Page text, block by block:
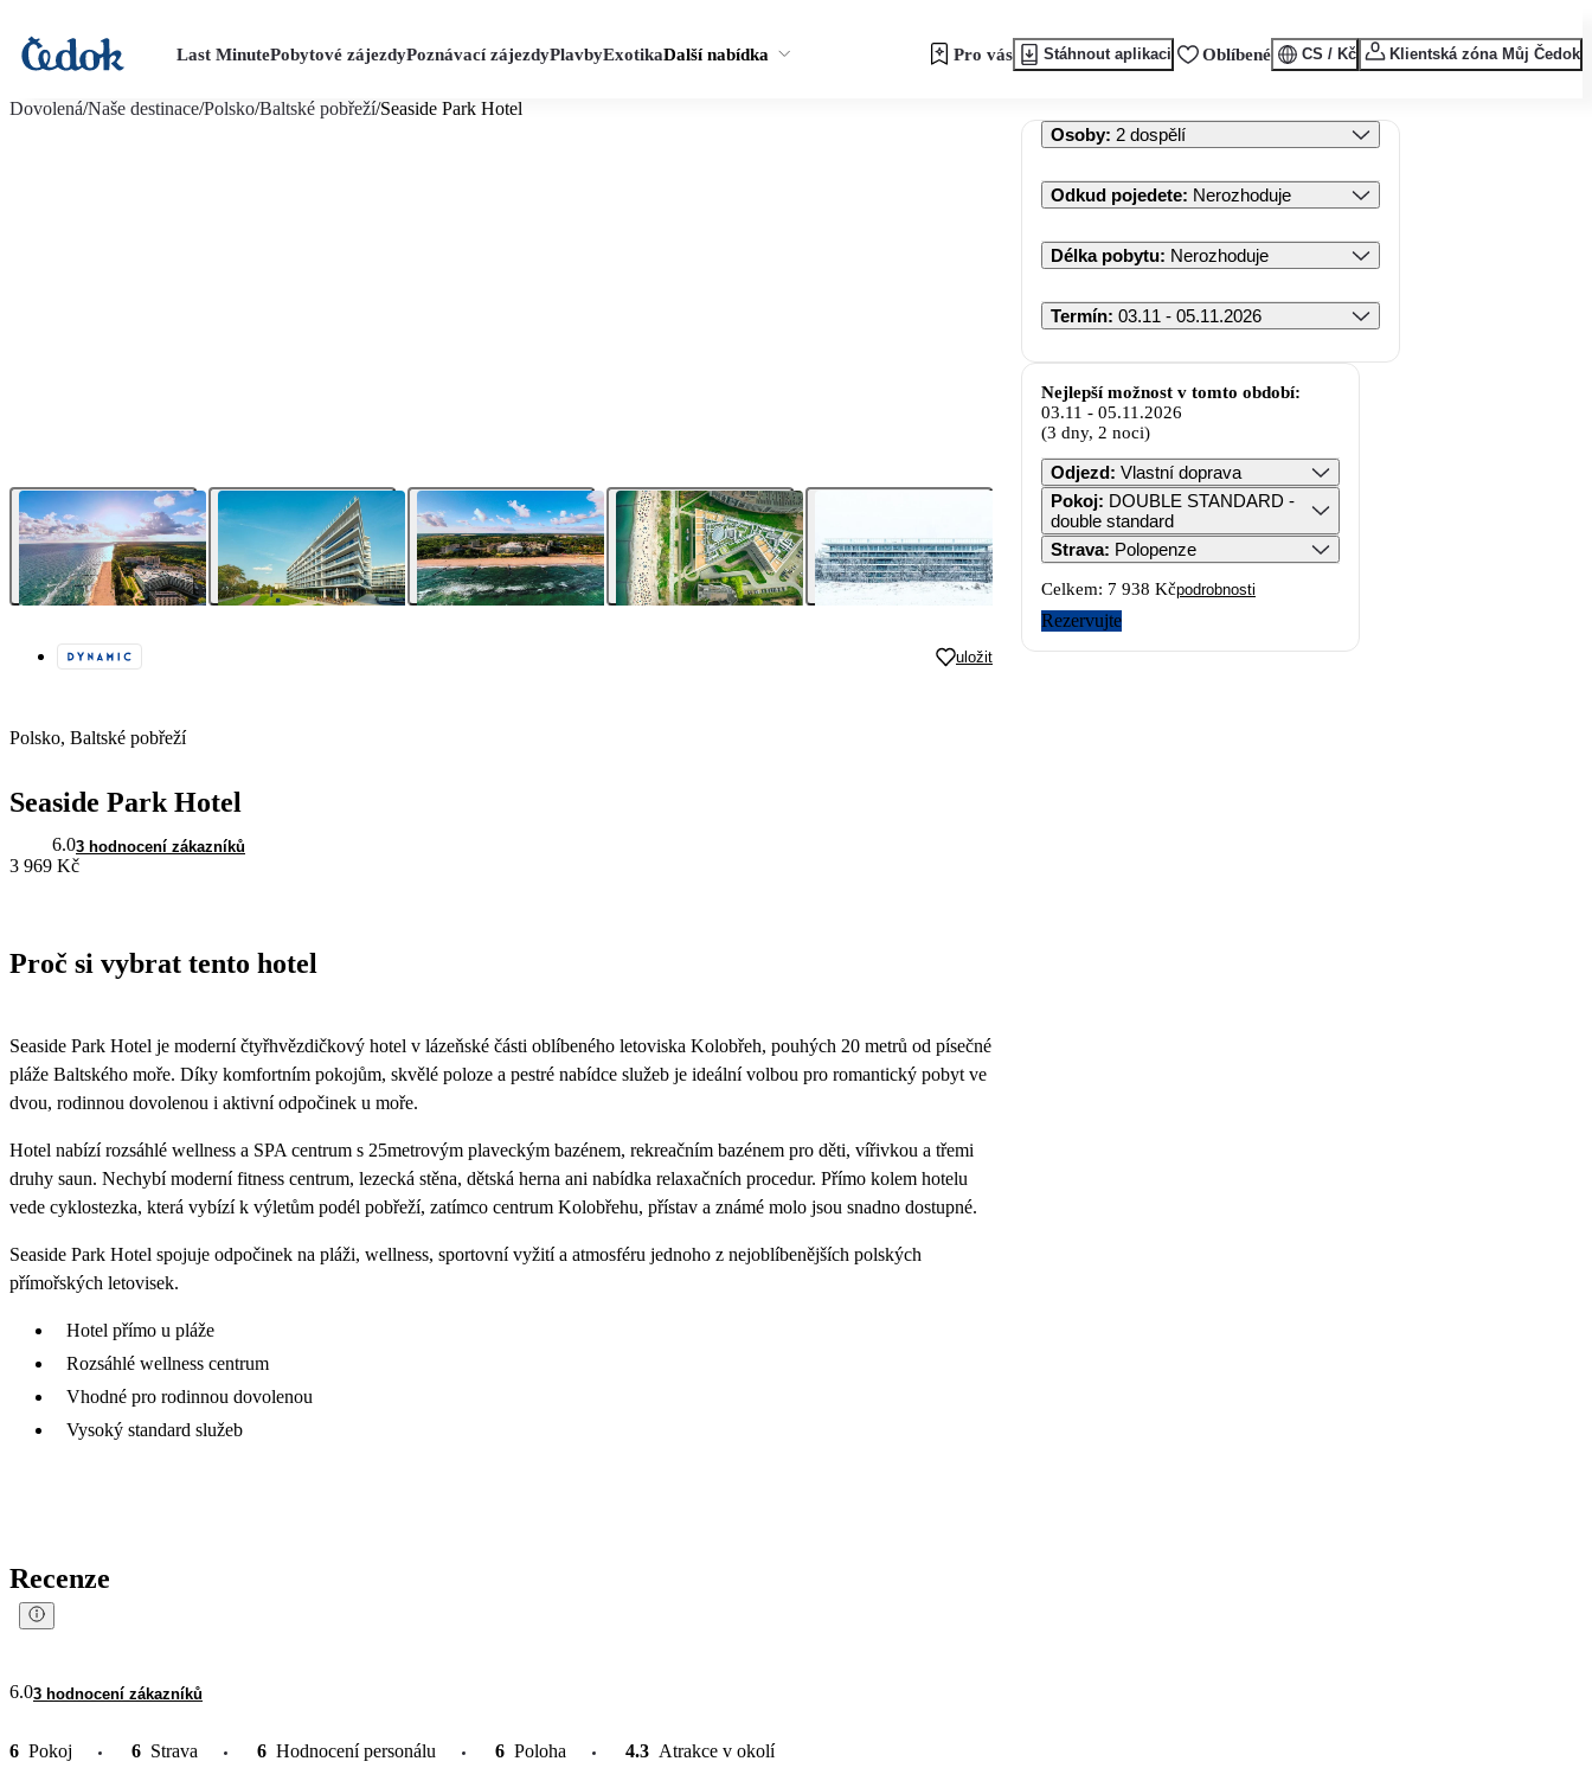
Last MinutePobytové zájezdyPoznávací zájezdyPlavbyExotikaDalší nabídka Pro vás Stáhnout aplikaci Oblíbené CS / Kč Klientská zóna Můj Čedok
Dovolená/Naše destinace/Polsko/Baltské pobřeží/Seaside Park Hotel
uložit
Polsko, Baltské pobřeží
Seaside Park Hotel
6.03 hodnocení zákazníků
3 969 Kč
Proč si vybrat tento hotel
Seaside Park Hotel je moderní čtyřhvězdičkový hotel v lázeňské části oblíbeného letoviska Kolobřeh, pouhých 20 metrů od písečné
pláže Baltského moře. Díky komfortním pokojům, skvělé poloze a pestré nabídce služeb je ideální volbou pro romantický pobyt ve
dvou, rodinnou dovolenou i aktivní odpočinek u moře.
Hotel nabízí rozsáhlé wellness a SPA centrum s 25metrovým plaveckým bazénem, rekreačním bazénem pro děti, vířivkou a třemi
druhy saun. Nechybí moderní fitness centrum, lezecká stěna, dětská herna ani nabídka relaxačních procedur. Přímo kolem hotelu
vede cyklostezka, která vybízí k výletům podél pobřeží, zatímco centrum Kolobřehu, přístav a známé molo jsou snadno dostupné.
Seaside Park Hotel spojuje odpočinek na pláži, wellness, sportovní vyžití a atmosféru jednoho z nejoblíbenějších polských
přímořských letovisek.
Hotel přímo u pláže
Rozsáhlé wellness centrum
Vhodné pro rodinnou dovolenou
Vysoký standard služeb
Recenze
6.03 hodnocení zákazníků
6 Pokoj 6 Strava 6 Hodnocení personálu 6 Poloha 4.3 Atrakce v okolí
Osoby: 2 dospělí
Odkud pojedete: Nerozhoduje
Délka pobytu: Nerozhoduje
Termín: 03.11 - 05.11.2026
Nejlepší možnost v tomto období:
03.11 - 05.11.2026
(3 dny, 2 noci)
Odjezd: Vlastní doprava
Pokoj: DOUBLE STANDARD -
double standard
Strava: Polopenze
Celkem: 7 938 Kčpodrobnosti
Rezervujte